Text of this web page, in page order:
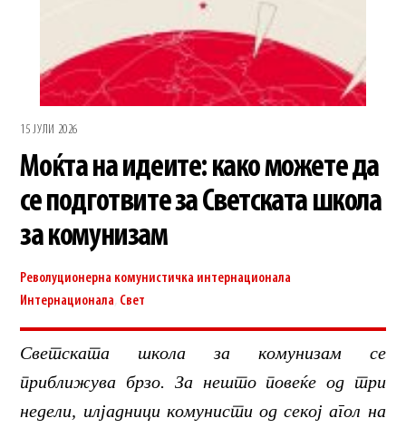
15 ЈУЛИ 2026
Моќта на идеите: како можете да
се подготвите за Светската школа
за комунизам
Револуционерна комунистичка интернационала
Интернационала Свет
Светската школа за комунизам се
приближува брзо. За нешто повеќе од три
недели, илјадници комунисти од секој агол на